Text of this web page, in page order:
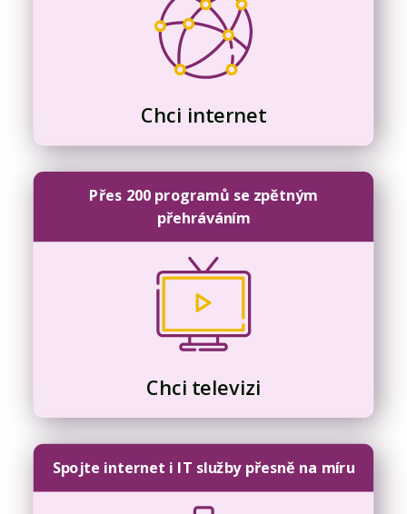
Chci internet
Přes 200 programů se zpětným
přehráváním
Chci televizi
Spojte internet i IT služby přesně na míru